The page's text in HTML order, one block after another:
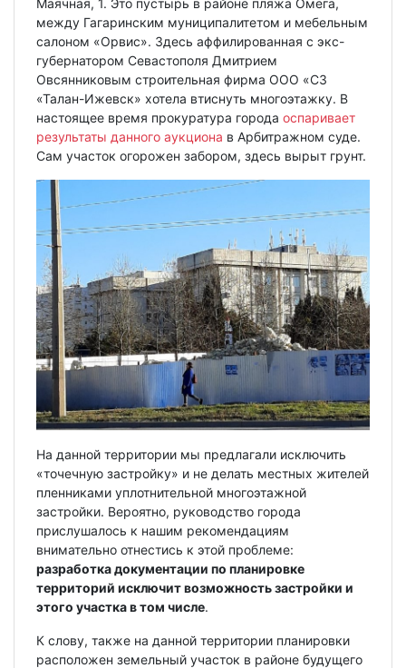
Маячная, 1. Это пустырь в районе пляжа Омега,
между Гагаринским муниципалитетом и мебельным
салоном «Орвис». Здесь аффилированная с экс-
губернатором Севастополя Дмитрием
Овсянниковым строительная фирма ООО «СЗ
«Талан-Ижевск» хотела втиснуть многоэтажку. В
настоящее время прокуратура города оспаривает
результаты данного аукциона в Арбитражном суде.
Сам участок огорожен забором, здесь вырыт грунт.
На данной территории мы предлагали исключить
«точечную застройку» и не делать местных жителей
пленниками уплотнительной многоэтажной
застройки. Вероятно, руководство города
прислушалось к нашим рекомендациям
внимательно отнестись к этой проблеме:
разработка документации по планировке
территорий исключит возможность застройки и
этого участка в том числе.
К слову, также на данной территории планировки
расположен земельный участок в районе будущего